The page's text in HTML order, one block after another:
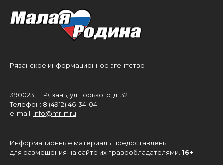
Рязанское информационное агентство
390023, г. Рязань, ул. Горького, д. 32
Телефон: 8 (4912) 46-34-04
e-mail: info@mr-rf.ru
Информационные материалы предоставлены
для размещения на сайте их правообладателями. 16+